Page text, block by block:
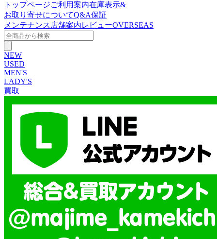
トップページご利用案内在庫表示&
お取り寄せについてQ&A保証
メンテナンス 店舗案内レビューOVERSEAS
NEW
USED
MEN'S
LADY'S
買取